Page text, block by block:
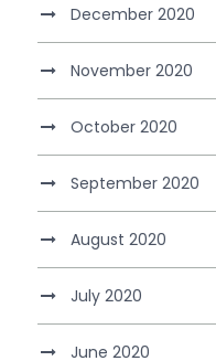
December 2020
November 2020
October 2020
September 2020
August 2020
July 2020
June 2020